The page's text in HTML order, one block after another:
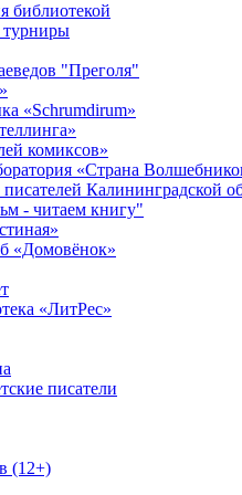
библиотекой
"Преголя"
«Schrumdirum»
комиксов»
«Страна
Калининградской
- читаем книгу"
«Домовёнок»
«ЛитРес»
писатели
(12+)